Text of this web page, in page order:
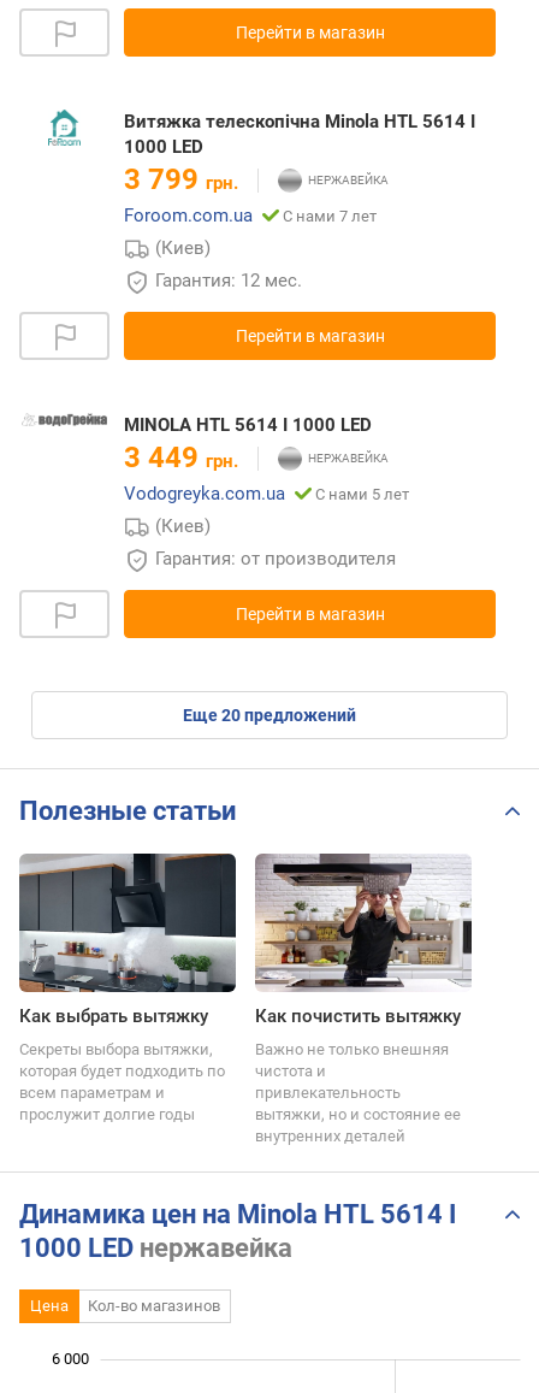
Перейти в магазин
Витяжка телескопічна Minola HTL 5614 I
1000 LED
3 799 грн.
Foroom.com.ua
С нами 7 лет
(Киев)
Гарантия: 12 мес.
Перейти в магазин
MINOLA HTL 5614 I 1000 LED
3 449 грн.
Vodogreyka.com.ua
С нами 5 лет
(Киев)
Гарантия: от производителя
Перейти в магазин
eще20предложений
Полезные статьи
Как выбрать вытяжку
Секреты выбора вытяжки,
которая будет подходить по
всем параметрам и
прослужит долгие годы
Как почистить вытяжку
Важно не только внешняя
чистота и
привлекательность
вытяжки, но и состояние ее
внутренних деталей
Динамика цен на Minola HTL 5614 I
1000 LED нержавейка
Цена Кол-во магазинов
6 000